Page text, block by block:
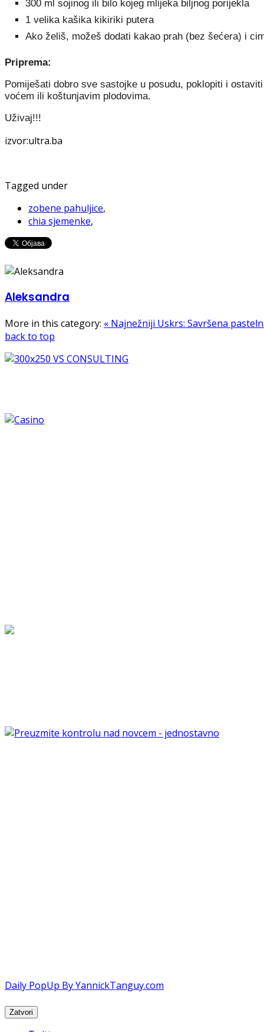
300 ml sojinog ili bilo kojeg mlijeka biljnog porijekla
1 velika kašika kikiriki putera
Ako želiš, možeš dodati kakao prah (bez šećera) i
Priprema:
Pomiješati dobro sve sastojke u posudu, poklopiti i
voćem ili koštunjavim plodovima.
Uživaj!!!
izvor:ultra.ba
Tagged under
zobene pahuljice,
chia sjemenke,
Aleksandra
More in this category: « Najnežniji Uskrs: Savršena
back to top
Daily PopUp By YannickTanguy.com